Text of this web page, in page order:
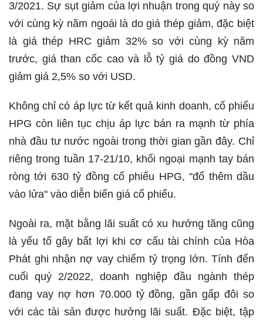
3/2021. Sự sụt giảm của lợi nhuận trong quý này so
với cùng kỳ năm ngoái là do giá thép giảm, đặc biệt
là giá thép HRC giảm 32% so với cùng kỳ năm
trước, giá than cốc cao và lỗ tỷ giá do đồng VND
giảm giá 2,5% so với USD.
Không chỉ có áp lực từ kết quả kinh doanh, cổ phiếu
HPG còn liên tục chịu áp lực bán ra mạnh từ phía
nhà đầu tư nước ngoài trong thời gian gần đây. Chỉ
riêng trong tuần 17-21/10, khối ngoại mạnh tay bán
ròng tới 630 tỷ đồng cổ phiếu HPG, "đổ thêm dầu
vào lửa" vào diễn biến giá cổ phiếu.
Ngoài ra, mặt bằng lãi suất có xu hướng tăng cũng
là yếu tố gây bất lợi khi cơ cấu tài chính của Hòa
Phát ghi nhận nợ vay chiếm tỷ trọng lớn. Tính đến
cuối quý 2/2022, doanh nghiệp đầu ngành thép
đang vay nợ hơn 70.000 tỷ đồng, gần gấp đôi so
với các tài sản được hưởng lãi suất. Đặc biệt, tập